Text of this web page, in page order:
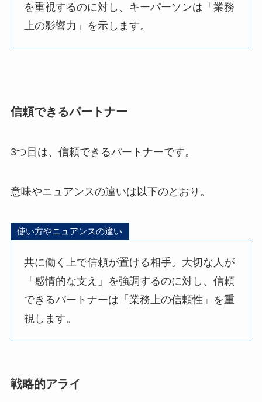
を重視するのに対し、キーパーソンは「業務
上の影響力」を示します。
信頼できるパートナー
3つ目は、信頼できるパートナーです。
意味やニュアンスの違いは以下のとおり。
使い方やニュアンスの違い
共に働く上で信頼が置ける相手。大切な人が
「感情的な支え」を強調するのに対し、信頼
できるパートナーは「業務上の信頼性」を重
視します。
戦略的アライ